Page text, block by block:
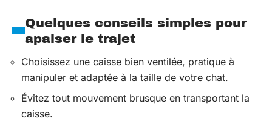
Quelques conseils simples pour
apaiser le trajet
Choisissez une caisse bien ventilée, pratique à
manipuler et adaptée à la taille de votre chat.
Évitez tout mouvement brusque en transportant la
caisse.